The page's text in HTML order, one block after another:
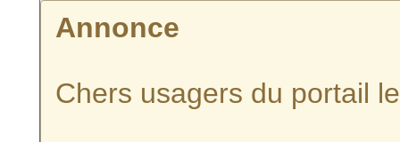
Annonce
Chers usagers du portail